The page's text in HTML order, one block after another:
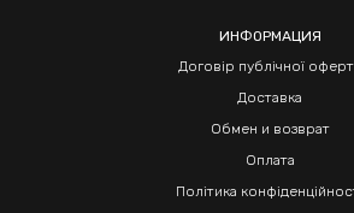
ИНФОРМАЦИЯ
Договір публічної
Доставка
Обмен и возврат
Оплата
Політика